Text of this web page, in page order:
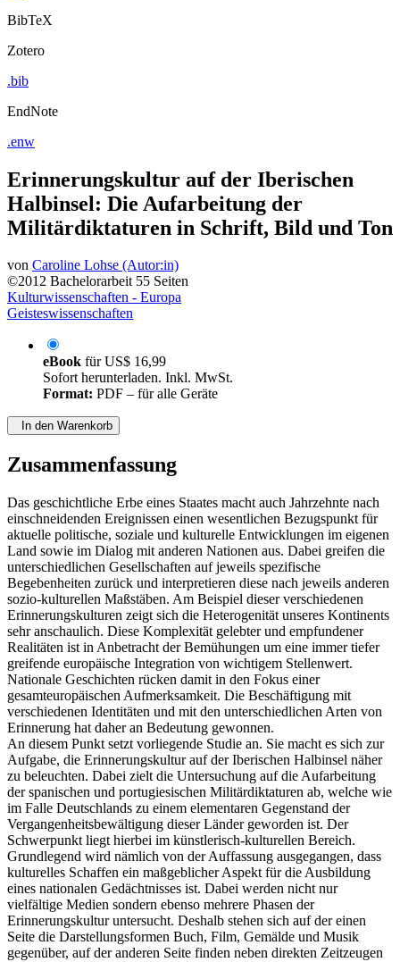
BibTeX
Zotero
.bib
EndNote
.enw
Erinnerungskultur auf der Iberischen
Halbinsel: Die Aufarbeitung der
Militärdiktaturen in Schrift, Bild und Ton
von Caroline Lohse (Autor:in)
©2012 Bachelorarbeit 55 Seiten
Kulturwissenschaften - Europa
Geisteswissenschaften
eBook fürUS$ 16,99
Sofort herunterladen. Inkl. MwSt.
Format: PDF – für alle Geräte
In den Warenkorb
Zusammenfassung
Das geschichtliche Erbe eines Staates macht auch Jahrzehnte nach
einschneidenden Ereignissen einen wesentlichen Bezugspunkt für
aktuelle politische, soziale und kulturelle Entwicklungen im eigenen
Land sowie im Dialog mit anderen Nationen aus. Dabei greifen die
unterschiedlichen Gesellschaften auf jeweils spezifische
Begebenheiten zurück und interpretieren diese nach jeweils anderen
sozio-kulturellen Maßstäben. Am Beispiel dieser verschiedenen
Erinnerungskulturen zeigt sich die Heterogenität unseres Kontinents
sehr anschaulich. Diese Komplexität gelebter und empfundener
Realitäten ist in Anbetracht der Bemühungen um eine immer tiefer
greifende europäische Integration von wichtigem Stellenwert.
Nationale Geschichten rücken damit in den Fokus einer
gesamteuropäischen Aufmerksamkeit. Die Beschäftigung mit
verschiedenen Identitäten und mit den unterschiedlichen Arten von
Erinnerung hat daher an Bedeutung gewonnen.
An diesem Punkt setzt vorliegende Studie an. Sie macht es sich zur
Aufgabe, die Erinnerungskultur auf der Iberischen Halbinsel näher
zu beleuchten. Dabei zielt die Untersuchung auf die Aufarbeitung
der spanischen und portugiesischen Militärdiktaturen ab, welche wie
im Falle Deutschlands zu einem elementaren Gegenstand der
Vergangenheitsbewältigung dieser Länder geworden ist. Der
Schwerpunkt liegt hierbei im künstlerisch-kulturellen Bereich.
Grundlegend wird nämlich von der Auffassung ausgegangen, dass
kulturelles Schaffen ein maßgeblicher Aspekt für die Ausbildung
eines nationalen Gedächtnisses ist. Dabei werden nicht nur
vielfältige Medien sondern ebenso mehrere Phasen der
Erinnerungskultur untersucht. Deshalb stehen sich auf der einen
Seite die Darstellungsformen Buch, Film, Gemälde und Musik
gegenüber, auf der anderen Seite finden neben direkten Zeitzeugen